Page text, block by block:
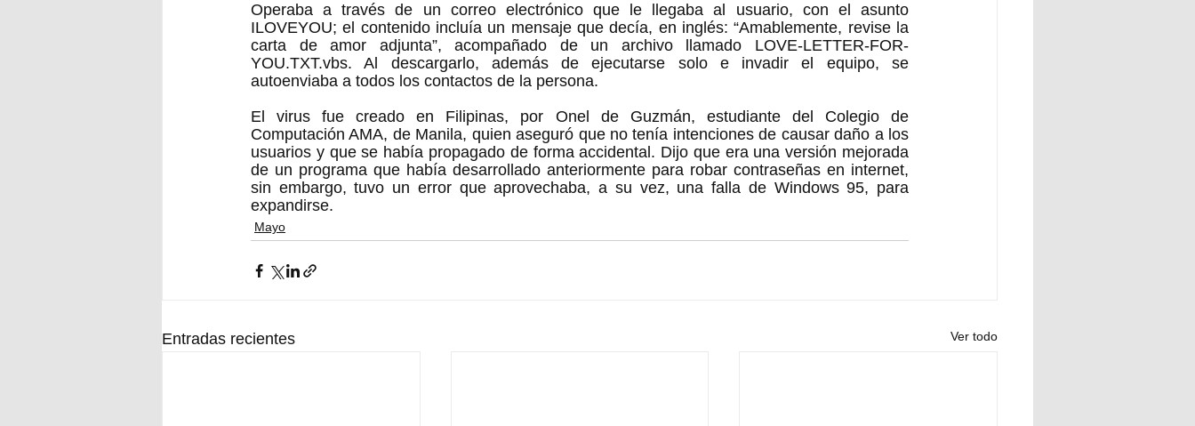
Operaba a través de un correo electrónico que le llegaba al usuario, con el asunto
ILOVEYOU; el contenido incluía un mensaje que decía, en inglés: “Amablemente, revise la
carta de amor adjunta”, acompañado de un archivo llamado LOVE-LETTER-FOR-
YOU.TXT.vbs. Al descargarlo, además de ejecutarse solo e invadir el equipo, se
autoenviaba a todos los contactos de la persona.
El virus fue creado en Filipinas, por Onel de Guzmán, estudiante del Colegio de
Computación AMA, de Manila, quien aseguró que no tenía intenciones de causar daño a los
usuarios y que se había propagado de forma accidental. Dijo que era una versión mejorada
de un programa que había desarrollado anteriormente para robar contraseñas en internet,
sin embargo, tuvo un error que aprovechaba, a su vez, una falla de Windows 95, para
expandirse.
Mayo
Entradas recientes Ver todo